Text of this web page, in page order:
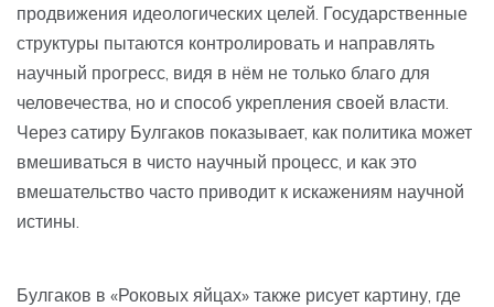
продвижения идеологических целей. Государственные
структуры пытаются контролировать и направлять
научный прогресс, видя в нём не только благо для
человечества, но и способ укрепления своей власти.
Через сатиру Булгаков показывает, как политика может
вмешиваться в чисто научный процесс, и как это
вмешательство часто приводит к искажениям научной
истины.
Булгаков в «Роковых яйцах» также рисует картину, где